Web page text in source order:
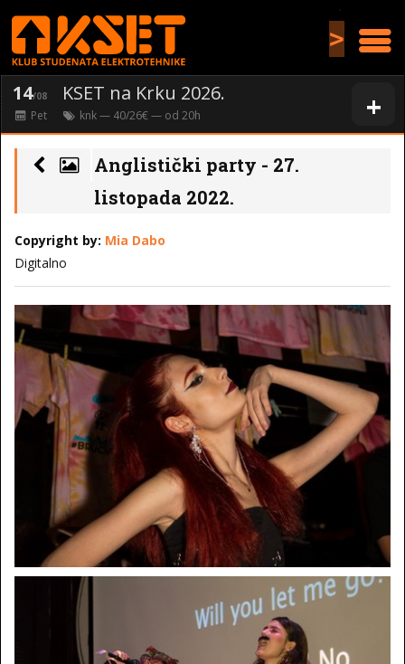
>
+
14/08 KSET na Krku 2026.
Pet knk— 40/26€ — od 20h
Anglistički party - 27.
listopada 2022.
Copyright by: Mia Dabo
Digitalno